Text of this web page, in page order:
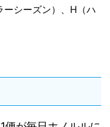
ーシーズン）、H（ハ